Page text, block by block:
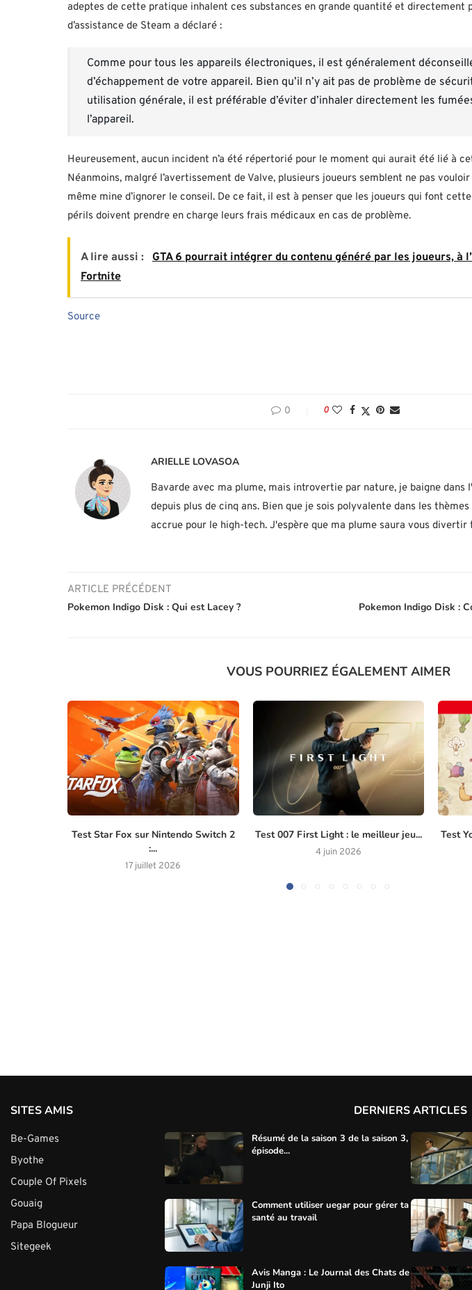
adeptes de cette pratique inhalent ces substances en grande quantité et directement
d’assistance de Steam a déclaré :
Comme pour tous les appareils électroniques, il est généralement
d’échappement de votre appareil. Bien qu’il n’y ait pas de problème de
utilisation générale, il est préférable d’éviter d’inhaler directement les
l’appareil.
Heureusement, aucun incident n’a été répertorié pour le moment qui aurait été lié à
Néanmoins, malgré l’avertissement de Valve, plusieurs joueurs semblent ne pas
même mine d’ignorer le conseil. De ce fait, il est à penser que les joueurs qui font
périls doivent prendre en charge leurs frais médicaux en cas de problème.
A lire aussi : GTA 6 pourrait intégrer du contenu généré par les joueurs, à
Fortnite
Source
0 0
ARIELLE LOVASOA
Bavarde avec ma plume, mais introvertie par nature, je baigne dans
depuis plus de cinq ans. Bien que je sois polyvalente dans les
accrue pour le high-tech. J'espère que ma plume saura vous
ARTICLE PRÉCÉDENT
Pokemon Indigo Disk : Qui est Lacey ?
Pokemon Indigo Disk :
VOUS POURRIEZ ÉGALEMENT AIMER
Test Star Fox sur Nintendo Switch 2
:...
17 juillet 2026
Test 007 First Light : le meilleur jeu...
4 juin 2026
Test
SITES AMIS
Be-Games
Byothe
Couple Of Pixels
Gouaig
Papa Blogueur
Sitegeek
DERNIERS ARTICLES
Résumé de la saison 3 de la saison 3,
épisode...
Comment utiliser uegar pour gérer ta
santé au travail
Avis Manga : Le Journal des Chats de
Junji Ito